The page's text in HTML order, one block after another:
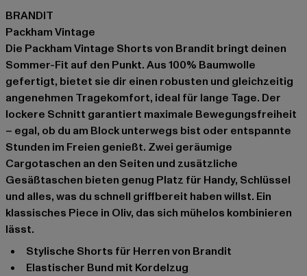
BRANDIT
Packham Vintage
Die Packham Vintage Shorts von Brandit bringt deinen
Sommer-Fit auf den Punkt. Aus 100% Baumwolle
gefertigt, bietet sie dir einen robusten und gleichzeitig
angenehmen Tragekomfort, ideal für lange Tage. Der
lockere Schnitt garantiert maximale Bewegungsfreiheit
– egal, ob du am Block unterwegs bist oder entspannte
Stunden im Freien genießt. Zwei geräumige
Cargotaschen an den Seiten und zusätzliche
Gesäßtaschen bieten genug Platz für Handy, Schlüssel
und alles, was du schnell griffbereit haben willst. Ein
klassisches Piece in Oliv, das sich mühelos kombinieren
lässt.
Stylische Shorts für Herren von Brandit
Elastischer Bund mit Kordelzug